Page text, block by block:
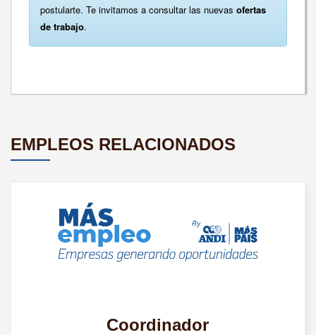
postularte. Te invitamos a consultar las nuevas ofertas
de trabajo.
EMPLEOS RELACIONADOS
Coordinador